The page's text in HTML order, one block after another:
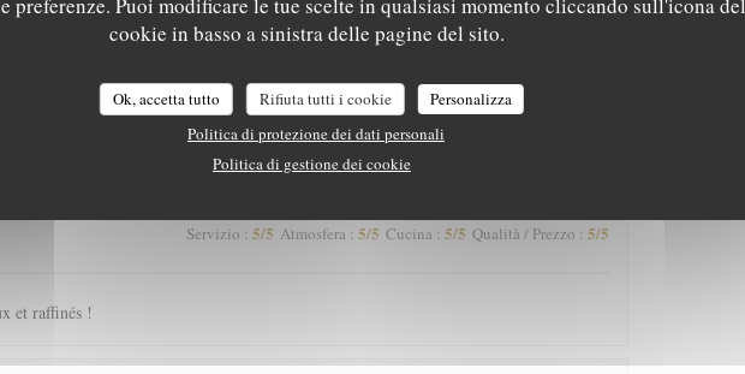
cookie in basso a sinistra delle pagine del sito.
Ok, accetta tutto Rifiuta tutti i cookie
Personalizza
Politica di protezione dei dati personali
Politica di gestione dei cookie
Servizio :5/5 Atmosfera:5/5 Cucina:5/5 Qualità / Prezzo
Servizio : 5/5 Atmosfera : 5/5 Cucina : 5/5 Qualità / Prezzo : 5/5
et raffinés !
L'EPICURIEN